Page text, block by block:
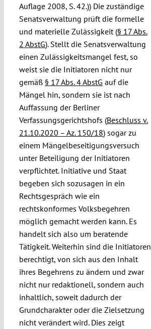
Auflage 2008, S. 42.)) Die zuständige
Senatsverwaltung prüft die formelle
und materielle Zulässigkeit (§ 17 Abs.
2 AbstG). Stellt die Senatsverwaltung
einen Zulässigkeitsmangel fest, so
weist sie die Initiatoren nicht nur
gemäß § 17 Abs. 4 AbstG auf die
Mängel hin, sondern sie ist nach
Auffassung der Berliner
Verfassungsgerichtshofs (Beschluss v.
21.10.2020 – Az. 150/18) sogar zu
einem Mängelbeseitigungsversuch
unter Beteiligung der Initiatoren
verpflichtet. Initiative und Staat
begeben sich sozusagen in ein
Rechtsgespräch wie ein
rechtskonformes Volksbegehren
möglich gemacht werden kann. Es
handelt sich also um beratende
Tätigkeit. Weiterhin sind die Initiatoren
berechtigt, von sich aus den Inhalt
ihres Begehrens zu ändern und zwar
nicht nur redaktionell, sondern auch
inhaltlich, soweit dadurch der
Grundcharakter oder die Zielsetzung
nicht verändert wird. Dies zeigt